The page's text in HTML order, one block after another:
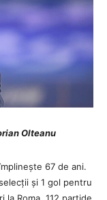
Olteanu
67 de ani.
și 1 gol pentru
la Roma, 112 partide